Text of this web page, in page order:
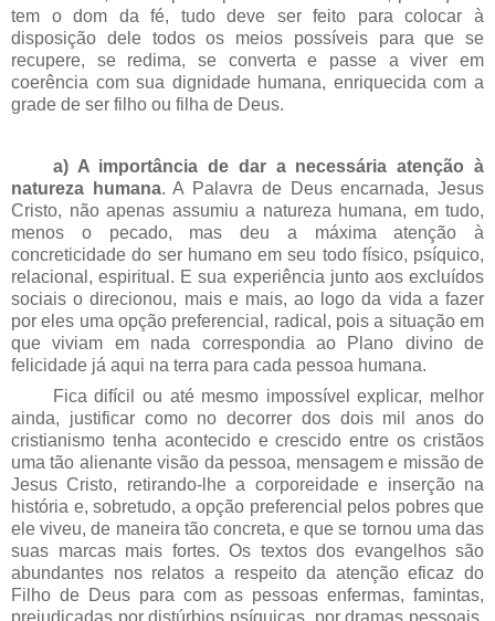
tem o dom da fé, tudo deve ser feito para colocar à
disposição dele todos os meios possíveis para que se
recupere, se redima, se converta e passe a viver em
coerência com sua dignidade humana, enriquecida com a
grade de ser filho ou filha de Deus.
a) A importância de dar a necessária atenção à
natureza humana. A Palavra de Deus encarnada, Jesus
Cristo, não apenas assumiu a natureza humana, em tudo,
menos o pecado, mas deu a máxima atenção à
concreticidade do ser humano em seu todo físico, psíquico,
relacional, espiritual. E sua experiência junto aos excluídos
sociais o direcionou, mais e mais, ao logo da vida a fazer
por eles uma opção preferencial, radical, pois a situação em
que viviam em nada correspondia ao Plano divino de
felicidade já aqui na terra para cada pessoa humana.
Fica difícil ou até mesmo impossível explicar, melhor
ainda, justificar como no decorrer dos dois mil anos do
cristianismo tenha acontecido e crescido entre os cristãos
uma tão alienante visão da pessoa, mensagem e missão de
Jesus Cristo, retirando-lhe a corporeidade e inserção na
história e, sobretudo, a opção preferencial pelos pobres que
ele viveu, de maneira tão concreta, e que se tornou uma das
suas marcas mais fortes. Os textos dos evangelhos são
abundantes nos relatos a respeito da atenção eficaz do
Filho de Deus para com as pessoas enfermas, famintas,
prejudicadas por distúrbios psíquicas, por dramas pessoais,